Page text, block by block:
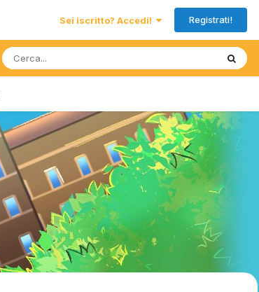
Sei iscritto? Accedi! Registrati!